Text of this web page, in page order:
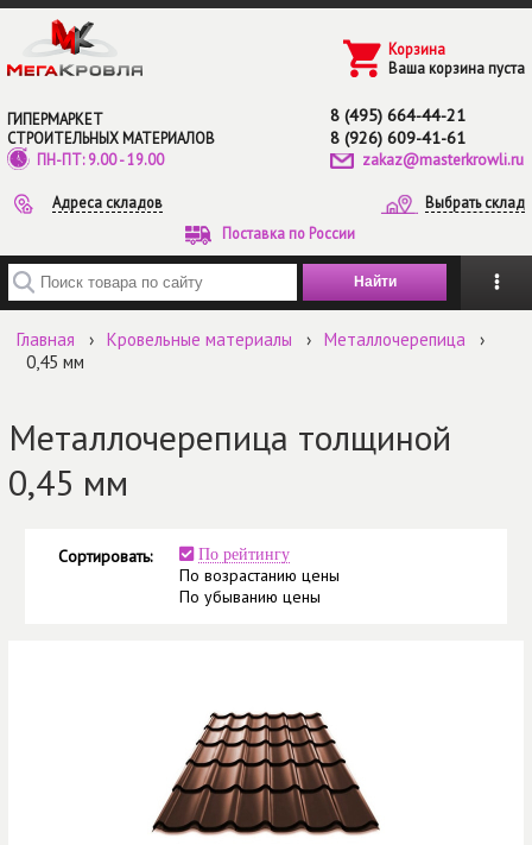
Перейти к основному содержанию
ГИПЕРМАРКЕТ
СТРОИТЕЛЬНЫХ МАТЕРИАЛОВ
ПН-ПТ: 9.00 - 19.00
8 (495) 664-44-21
8 (926) 609-41-61
zakaz@masterkrowli.ru
Адреса складов
Выбрать склад
Поставка по России
Корзина
Ваша корзина пуста
Введите ключевые слова для поиска
Главная › Кровельные материалы › Металлочерепица
›
0,45 мм
Металлочерепица толщиной
0,45 мм
Сортировать: По рейтингу
По возрастанию цены
По убыванию цены